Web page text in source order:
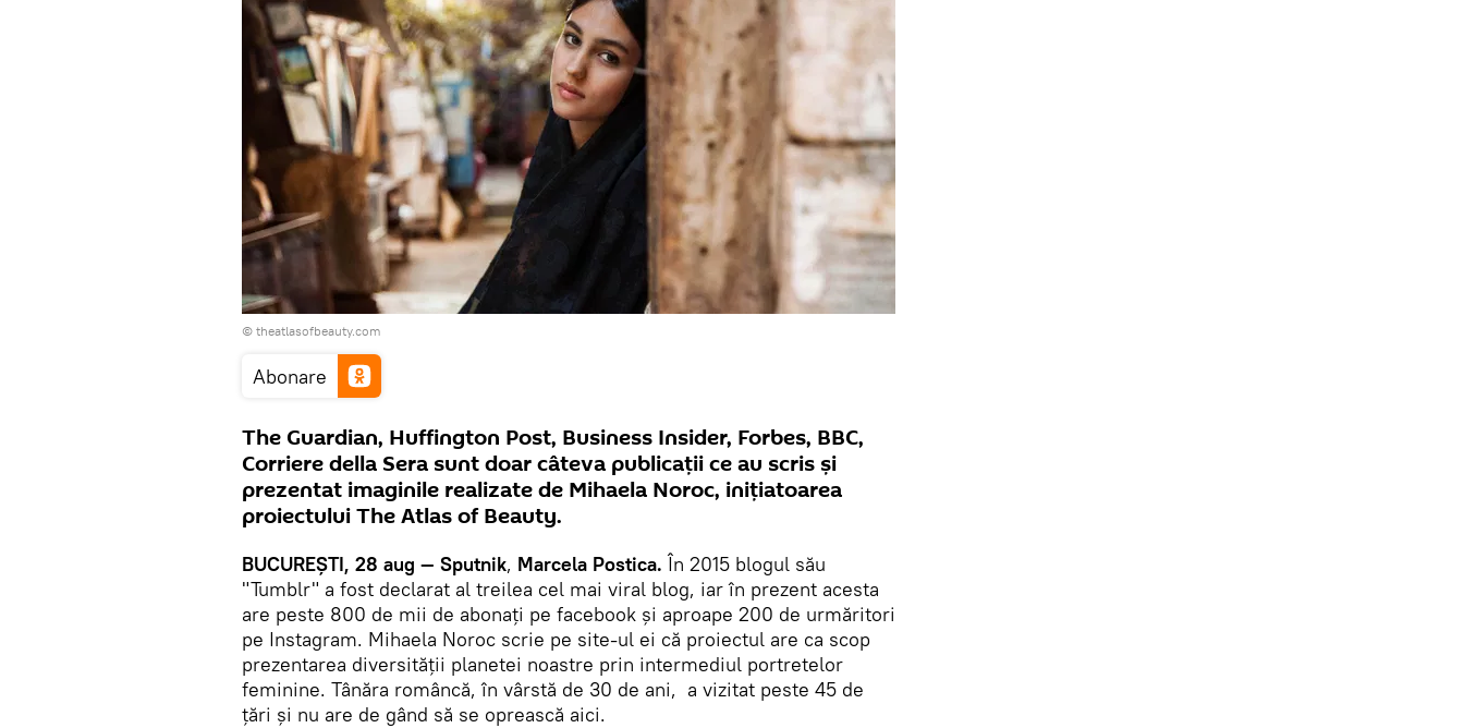
© theatlasofbeauty.com
Abonare
The Guardian, Huffington Post, Business Insider, Forbes, BBC,
Corriere della Sera sunt doar câteva publicații ce au scris și
prezentat imaginile realizate de Mihaela Noroc, inițiatoarea
proiectului The Atlas of Beauty.
BUCUREŞTI, 28 aug — Sputnik, Marcela Postica. În 2015 blogul său
"Tumblr" a fost declarat al treilea cel mai viral blog, iar în prezent acesta
are peste 800 de mii de abonați pe facebook și aproape 200 de urmăritori
pe Instagram. Mihaela Noroc scrie pe site-ul ei că proiectul are ca scop
prezentarea diversității planetei noastre prin intermediul portretelor
feminine. Tânăra româncă, în vârstă de 30 de ani, a vizitat peste 45 de
țări și nu are de gând să se oprească aici.